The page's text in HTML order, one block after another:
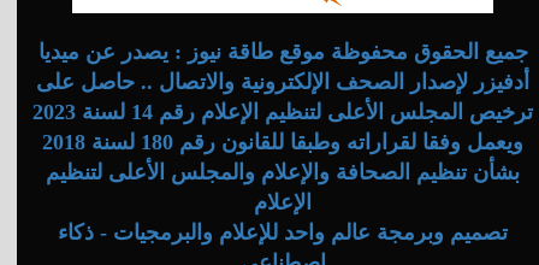
جميع الحقوق محفوظة موقع طاقة نيوز : يصدر عن ميديا
أدفيزر لإصدار الصحف الإلكترونية والاتصال .. حاصل على
ترخيص المجلس الأعلى لتنظيم الإعلام رقم 14 لسنة 2023
ويعمل وفقا لقراراته وطبقا للقانون رقم 180 لسنة 2018
بشأن تنظيم الصحافة والإعلام والمجلس الأعلى لتنظيم
الإعلام
تصميم وبرمجة عالم واحد للإعلام والبرمجيات - ذكاء